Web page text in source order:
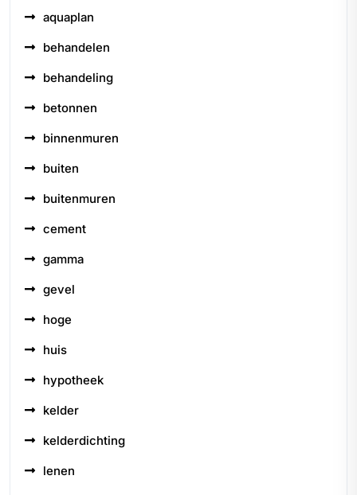
aquaplan
behandelen
behandeling
betonnen
binnenmuren
buiten
buitenmuren
cement
gamma
gevel
hoge
huis
hypotheek
kelder
kelderdichting
lenen